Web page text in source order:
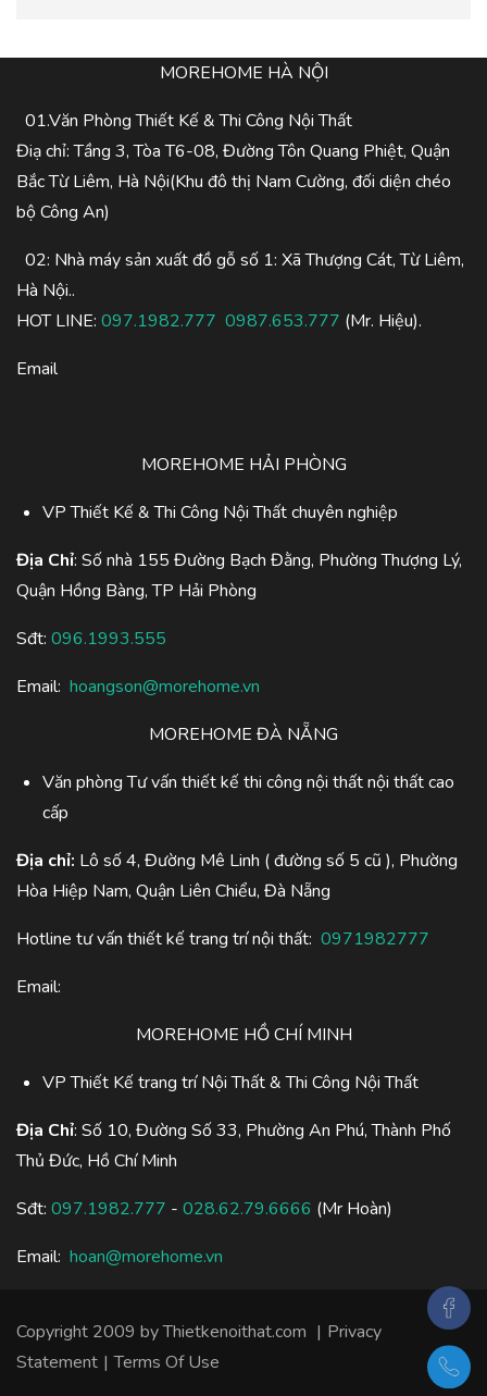
MOREHOME HÀ NỘI
01.Văn Phòng Thiết Kế & Thi Công Nội Thất
Điạ chỉ: Tầng 3, Tòa T6-08, Đường Tôn Quang Phiệt, Quận
Bắc Từ Liêm, Hà Nội(Khu đô thị Nam Cường, đối diện chéo
bộ Công An)
02: Nhà máy sản xuất đồ gỗ số 1: Xã Thượng Cát, Từ Liêm,
Hà Nội..
HOT LINE: 097.1982.777 0987.653.777 (Mr. Hiệu).
Email
MOREHOME HẢI PHÒNG
VP Thiết Kế & Thi Công Nội Thất chuyên nghiệp
Địa Chỉ: Số nhà 155 Đường Bạch Đằng, Phường Thượng Lý,
Quận Hồng Bàng, TP Hải Phòng
Sđt: 096.1993.555
Email: hoangson@morehome.vn
MOREHOME ĐÀ NẴNG
Văn phòng Tư vấn thiết kế thi công nội thất nội thất cao
cấp
Địa chỉ: Lô số 4, Đường Mê Linh ( đường số 5 cũ ), Phường
Hòa Hiệp Nam, Quận Liên Chiểu, Đà Nẵng
Hotline tư vấn thiết kế trang trí nội thất: 0971982777
Email:
MOREHOME HỒ CHÍ MINH
VP Thiết Kế trang trí Nội Thất & Thi Công Nội Thất
Địa Chỉ: Số 10, Đường Số 33, Phường An Phú, Thành Phố
Thủ Đức, Hồ Chí Minh
Sđt: 097.1982.777 - 028.62.79.6666 (Mr Hoàn)
Email: hoan@morehome.vn
Copyright 2009 byThietkenoithat.com | Privacy
Statement | Terms Of Use